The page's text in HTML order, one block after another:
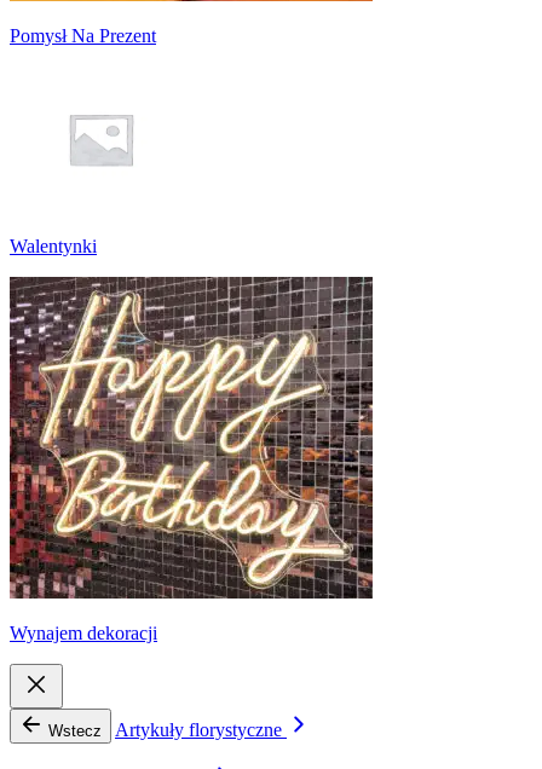
Pomysł Na Prezent
Walentynki
Wynajem dekoracji
Wstecz Artykuły florystyczne